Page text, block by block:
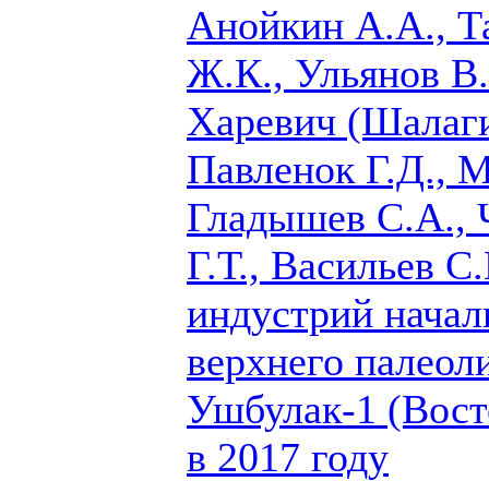
Анойкин А.А.,
Ж.К., Ульянов
Харевич
Павленок Г.Д.,
Гладышев С.А.,
Г.Т., Васильев
индустрий
верхнего
Ушбулак-1
в 2017 году